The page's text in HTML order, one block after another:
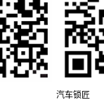
汽车锁匠